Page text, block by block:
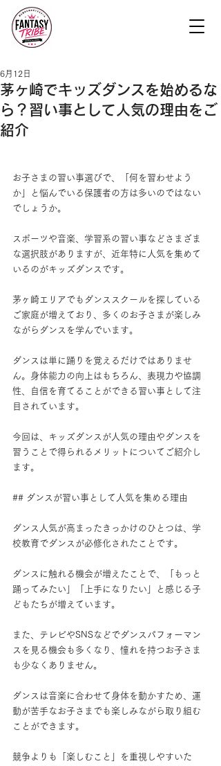
茅ヶ崎でキッズダンスを始めるな
ら？習い事として人気の理由をご
紹介
6月12日
お子さまの習い事選びで、「何を習わせよう
か」と悩んでいる保護者の方は多いのではない
でしょうか。
スポーツや音楽、学習系の習い事などさまざま
な選択肢がありますが、近年特に人気を集めて
いるのがキッズダンスです。
茅ヶ崎エリアでもダンススクールを探している
ご家庭が増えており、多くのお子さまが楽しみ
ながらダンスを学んでいます。
ダンスは単に踊りを覚えるだけではありませ
ん。身体能力の向上はもちろん、表現力や協調
性、自信を育てることができる習い事として注
目されています。
今回は、キッズダンスが人気の理由やダンスを
習うことで得られるメリットについてご紹介し
ます。
## ダンスが習い事として人気を集める理由
ダンス人気が高まったきっかけのひとつは、学
校教育でダンスが必修化されたことです。
ダンスに触れる機会が増えたことで、「もっと
踊ってみたい」「上手になりたい」と感じる子
どもたちが増えています。
また、テレビやSNSなどでダンスパフォーマン
スを見る機会も多くなり、憧れを持つお子さま
も少なくありません。
ダンスは音楽に合わせて身体を動かすため、運
動が苦手なお子さまでも楽しみながら取り組む
ことができます。
競争よりも「楽しむこと」を重視しやすいた